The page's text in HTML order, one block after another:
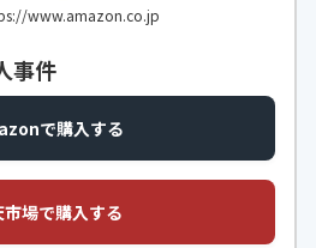
www.amazon.co.jp
事件
で購入する
市場で購入する